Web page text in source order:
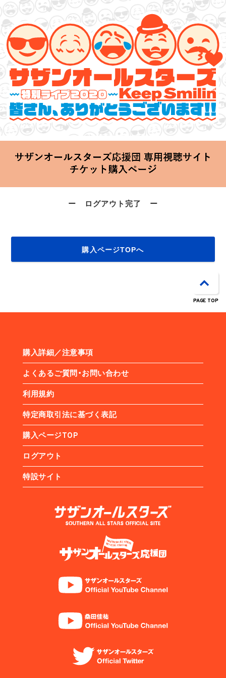
サザンオールスターズ 特別ライブ 2020
「Keep Smilin’～皆さん、ありがとうございます!!～」
2020.06.25 Thu 20:00 Start at 横浜アリーナ
ー ログアウト完了 ー
購入ページTOPへ
購入詳細／注意事項
よくあるご質問・お問い合わせ
利用規約
特定商取引法に基づく表記
購入ページTOP
ログアウト
特設サイト
PAGE TOP